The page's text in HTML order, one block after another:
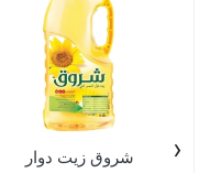
شروق زيت دوار
‹